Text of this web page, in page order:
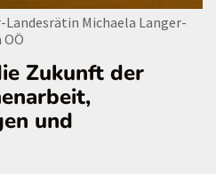
Michaela Langer-
Zukunft der
und